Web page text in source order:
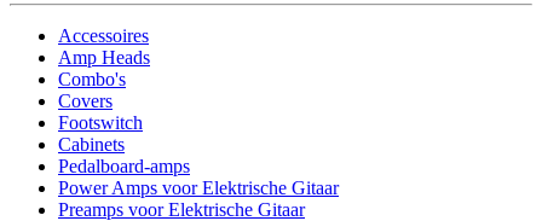
Accessoires
Amp Heads
Combo's
Covers
Footswitch
Cabinets
Pedalboard-amps
Power Amps voor Elektrische Gitaar
Preamps voor Elektrische Gitaar